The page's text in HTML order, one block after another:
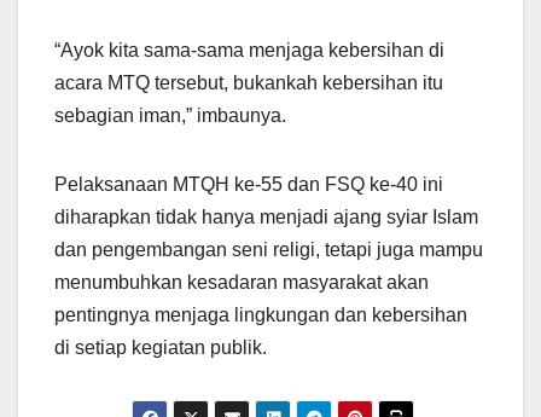
“Ayok kita sama-sama menjaga kebersihan di
acara MTQ tersebut, bukankah kebersihan itu
sebagian iman,” imbaunya.
Pelaksanaan MTQH ke-55 dan FSQ ke-40 ini
diharapkan tidak hanya menjadi ajang syiar Islam
dan pengembangan seni religi, tetapi juga mampu
menumbuhkan kesadaran masyarakat akan
pentingnya menjaga lingkungan dan kebersihan
di setiap kegiatan publik.